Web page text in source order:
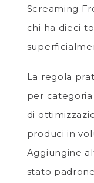
Screaming
chi ha dieci
La regola
per
di
produci in
Aggiungine
stato